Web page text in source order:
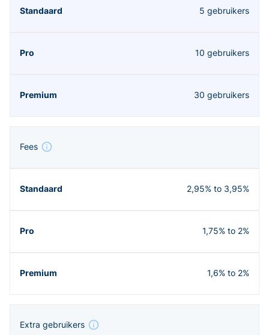
5 gebruikers
10 gebruikers
30 gebruikers
Fees
2,95% to 3,95%
1,75% to 2%
1,6% to 2%
Extra gebruikers